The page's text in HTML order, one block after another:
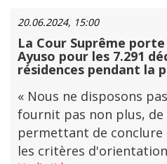
20.06.2024, 15:00
La Cour Suprême
Ayuso pour les 7.291
résidences pendant la
« Nous ne disposons
fournit pas non plus, de
permettant de conclure
les critères